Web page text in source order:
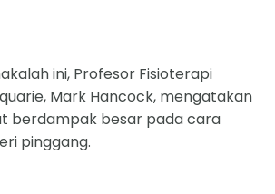
ini, Profesor Fisioterapi
Mark Hancock, mengatakan
berdampak besar pada cara
pinggang.